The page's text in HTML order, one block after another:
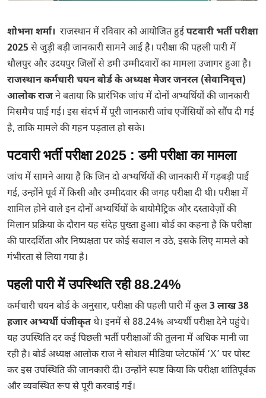
शोभना शर्मा। राजस्थान में रविवार को आयोजित हुईपटवारी भर्ती परीक्षा
2025 से जुड़ी बड़ी जानकारी सामने आई है। परीक्षा की पहली पारी में
धौलपुर और उदयपुर जिलों से डमी उम्मीदवारों का मामला उजागर हुआ है।
राजस्थान कर्मचारी चयन बोर्ड के अध्यक्ष मेजर जनरल (सेवानिवृत्त)
आलोक राजने बताया कि प्रारंभिक जांच में दोनों अभ्यर्थियों की जानकारी
मिसमैच पाई गई। इस संदर्भ में पूरी जानकारी जांच एजेंसियों को सौंप दी गई
है, ताकि मामले की गहन पड़ताल हो सके।
पटवारी भर्ती परीक्षा 2025 : डमी परीक्षा का मामला
जांच में सामने आया है कि जिन दो अभ्यर्थियों की जानकारी में गड़बड़ी पाई
गई, उन्होंने पूर्व में किसी और उम्मीदवार की जगह परीक्षा दी थी। परीक्षा में
शामिल होने वाले इन दोनों अभ्यर्थियों के बायोमैट्रिक और दस्तावेज़ों की
मिलान प्रक्रिया के दौरान यह संदेह पुख्ता हुआ। बोर्ड का कहना है कि परीक्षा
की पारदर्शिता और निष्पक्षता पर कोई सवाल न उठे, इसके लिए मामले को
गंभीरता से लिया गया है।
पहली पारी में उपस्थिति रही 88.24%
कर्मचारी चयन बोर्ड के अनुसार, परीक्षा की पहली पारी में कुल3 लाख 38
हजार अभ्यर्थी पंजीकृतथे। इनमें से 88.24% अभ्यर्थी परीक्षा देने पहुंचे।
यह उपस्थिति दर कई पिछली भर्ती परीक्षाओं की तुलना में अधिक मानी जा
रही है। बोर्ड अध्यक्ष आलोक राज ने सोशल मीडिया प्लेटफॉर्म ‘X’ पर पोस्ट
कर इस उपस्थिति की जानकारी दी। उन्होंने स्पष्ट किया कि परीक्षा शांतिपूर्वक
और व्यवस्थित रूप से पूरी करवाई गई।